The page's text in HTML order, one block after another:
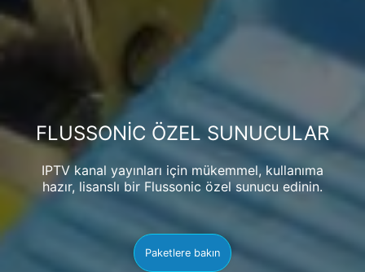
FLUSSONIC ÖZEL SUNUCULAR
IPTV kanal yayınları için mükemmel, kullanıma
hazır, lisanslı bir Flussonic özel sunucu edinin.
Paketlere bakın